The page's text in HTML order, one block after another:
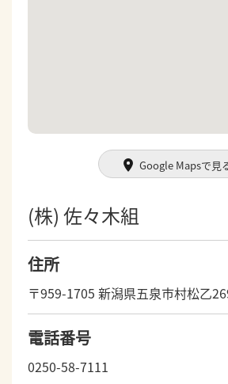
Google Mapsで見
(株) 佐々木組
住所
〒959-1705 新潟県五泉市村松乙
電話番号
0250-58-7111